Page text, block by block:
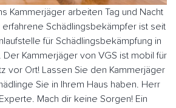
Kammerjäger arbeiten Tag und Nacht
Schädlingsbekämpfer ist seit
für Schädlingsbekämpfung in
Kammerjäger von VGS ist mobil für
vor Ort! Lassen Sie den Kammerjäger
Sie in Ihrem Haus haben. Herr
Mach dir keine Sorgen! Ein